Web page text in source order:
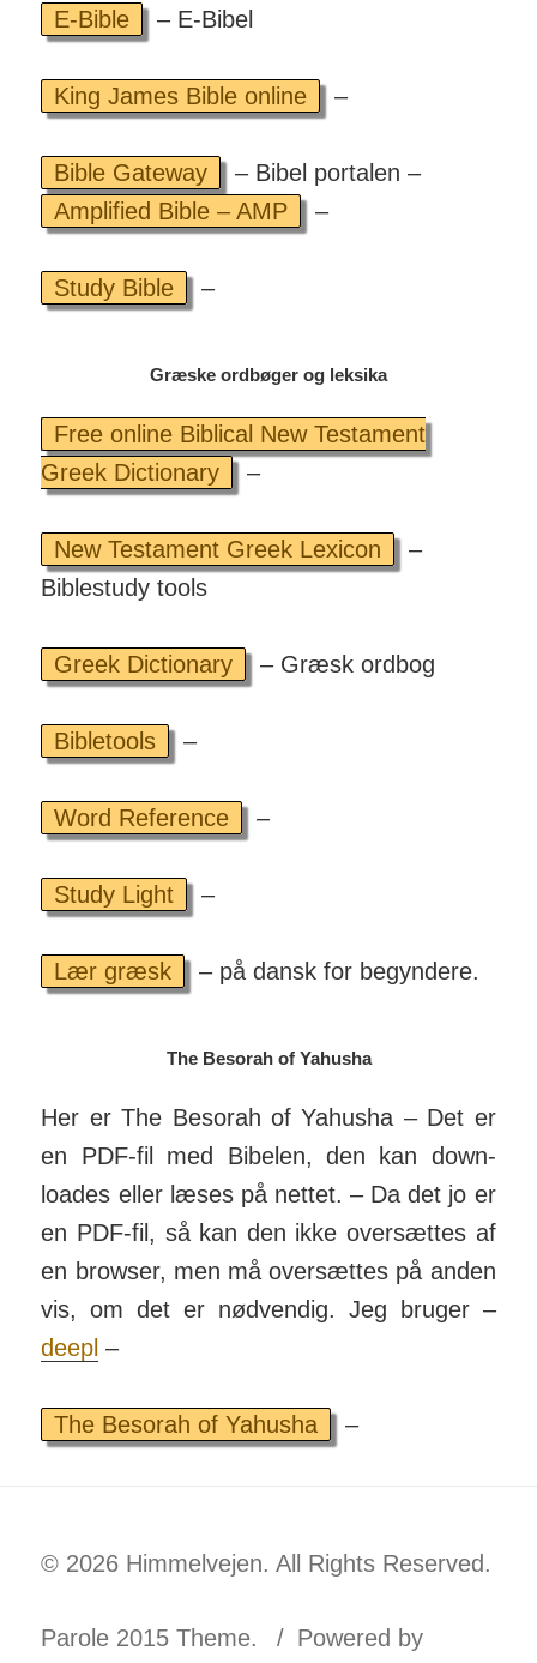
E-Bible – E-Bibel
King James Bible online –
Bible Gateway
– Bibel portalen –
Amplified Bible – AMP
–
Study Bible –
Græske ordbøger og leksika
Free online Biblical New Testament
Greek Dictionary
–
New Testament Greek Lexicon
–
Biblestudy tools
Greek Dictionary – Græsk ordbog
Bibletools –
Word Reference –
Study Light –
Lær græsk – på dansk for begyndere.
The Besorah of Yahusha
Her er The Besorah of Yahusha – Det er
en PDF-fil med Bibelen, den kan down­
loades eller læses på nettet. – Da det jo er
en PDF-fil, så kan den ikke over­sættes af
en browser, men må over­sættes på anden
vis, om det er nød­vendig. Jeg bruger –
deepl –
The Besorah of Yahusha –
© 2026 Himmelvejen. All Rights Reserved.
Parole 2015 Theme.
Powered by